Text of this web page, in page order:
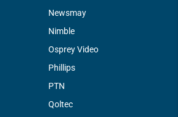
Newsmay
Nimble
Osprey Video
Phillips
PTN
Qoltec